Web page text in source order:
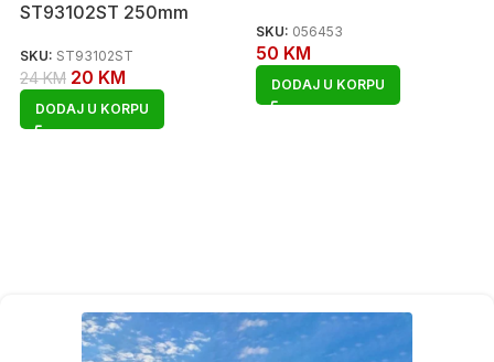
ST93102ST 250mm
SKU: ST93102ST
24KM 20 KM
DODAJ U KORPU
SKU: 056453
50 KM
DODAJ U KORPU